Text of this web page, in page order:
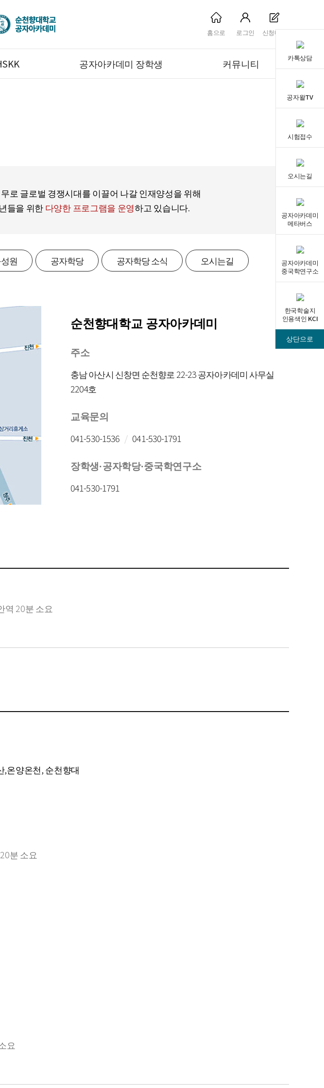
홈으로 로그인 신청내역
공자아카데미 장학생 커뮤니티
로 글로벌 경쟁시대를 이끌어 나갈 인재양성을 위해
들을 위한다양한 프로그램을 운영하고 있습니다.
원 공자학당 공자학당 소식 오시는길
순천향대학교 공자아카데미
주소
충남 아산시 신창면 순천향로 22-23 공자아카데미 사무실
2204호
교육문의
041-530-1536 / 041-530-1791
장학생·공자학당·중국학연구소
041-530-1791
역 20분 소요
,온양온천, 순천향대
20분 소요
요
카톡상담
공자왈TV
시험접수
오시는길
공자아카데미
메타버스
공자아카데미
중국학연구소
한국학술지
인용색인 KCI
상단으로